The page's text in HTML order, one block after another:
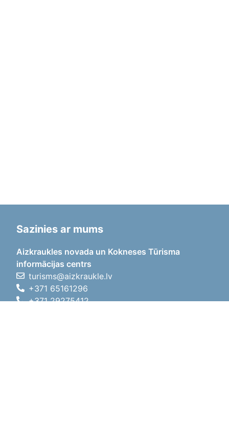
Sazinies ar mums
Aizkraukles novada un Kokneses Tūrisma
informācijas centrs
turisms@aizkraukle.lv
+371 65161296
+371 29275412